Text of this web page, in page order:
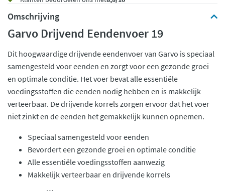
Omschrijving
Garvo Drijvend Eendenvoer 19
Dit hoogwaardige drijvende eendenvoer van Garvo is speciaal
samengesteld voor eenden en zorgt voor een gezonde groei
en optimale conditie. Het voer bevat alle essentiële
voedingsstoffen die eenden nodig hebben en is makkelijk
verteerbaar. De drijvende korrels zorgen ervoor dat het voer
niet zinkt en de eenden het gemakkelijk kunnen opnemen.
Speciaal samengesteld voor eenden
Bevordert een gezonde groei en optimale conditie
Alle essentiële voedingsstoffen aanwezig
Makkelijk verteerbaar en drijvende korrels